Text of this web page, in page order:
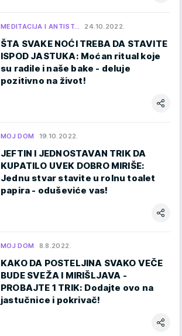
MEDITACIJA I ANTIST… 24.10.2022.
ŠTA SVAKE NOĆI TREBA DA STAVITE
ISPOD JASTUKA: Moćan ritual koje
su radile i naše bake - deluje
pozitivno na život!
MOJ DOM 19.10.2022.
JEFTIN I JEDNOSTAVAN TRIK DA
KUPATILO UVEK DOBRO MIRIŠE:
Jednu stvar stavite u rolnu toalet
papira - oduševiće vas!
MOJ DOM 8.8.2022.
KAKO DA POSTELJINA SVAKO VEČE
BUDE SVEŽA I MIRIŠLJAVA -
PROBAJTE 1 TRIK: Dodajte ovo na
jastučnice i pokrivač!